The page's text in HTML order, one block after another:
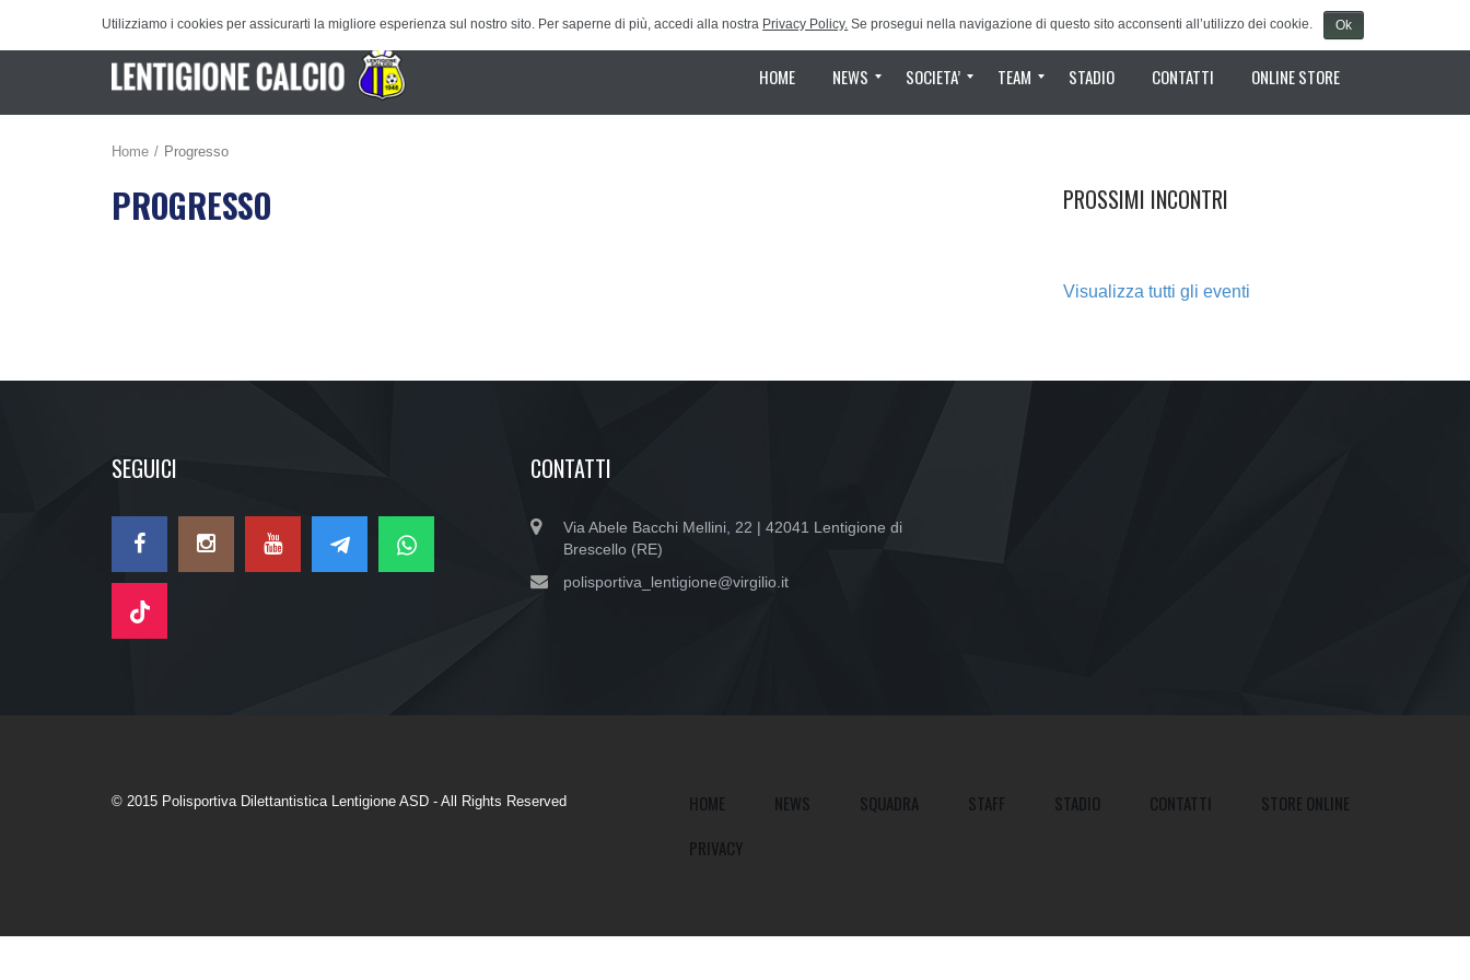
HOME NEWS SOCIETA’ TEAM STADIO CONTATTI ONLINE STORE
Home Progresso
PROGRESSO PROSSIMI INCONTRI
Visualizza tutti gli eventi
SEGUICI CONTATTI
Via Abele Bacchi Mellini, 22 | 42041 Lentigione di
Brescello (RE)
polisportiva_lentigione@virgilio.it
© 2015 Polisportiva Dilettantistica Lentigione ASD - All Rights Reserved HOME NEWS SQUADRA STAFF STADIO CONTATTI
STORE ONLINE
PRIVACY
Utilizziamo i cookies per assicurarti la migliore esperienza sul nostro sito. Per saperne di più, accedi alla nostra Privacy Policy. Se prosegui nella navigazione di questo sito acconsenti all’utilizzo dei cookie. Ok